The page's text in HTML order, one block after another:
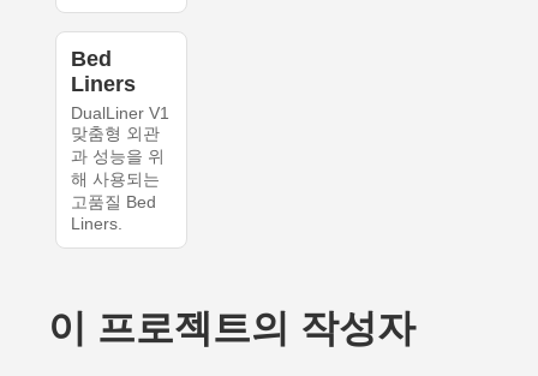
Bed
Liners
DualLiner V1
맞춤형 외관
과 성능을 위
해 사용되는
고품질 Bed
Liners.
이 프로젝트의 작성자